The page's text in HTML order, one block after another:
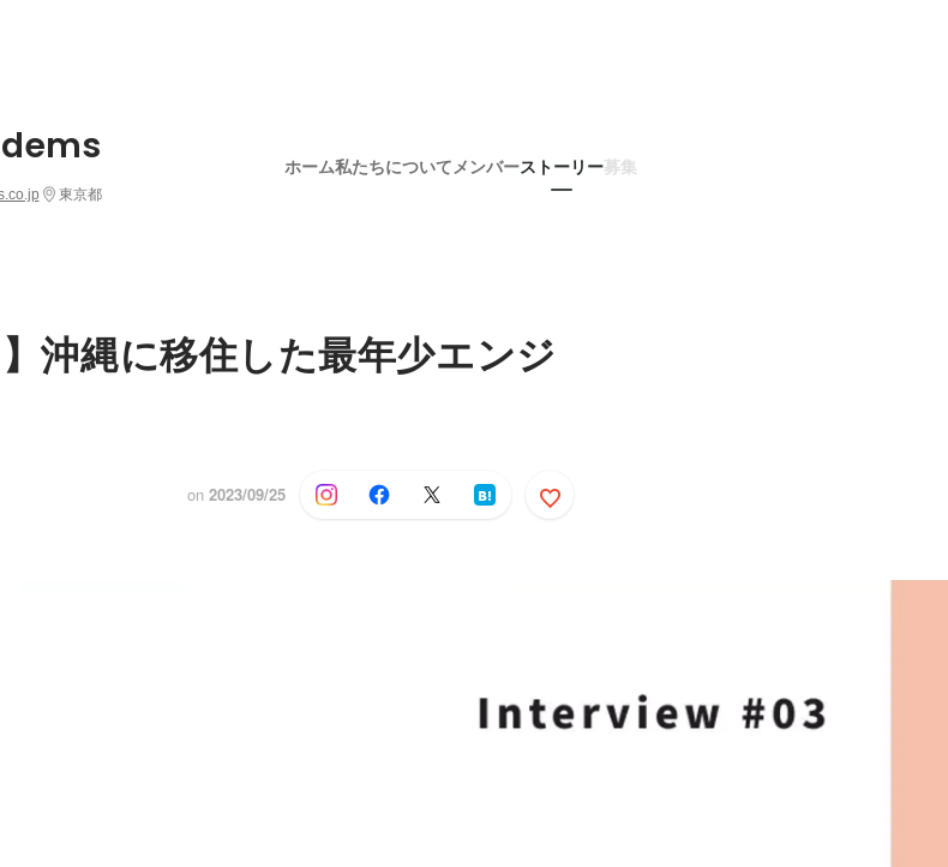
東京都
ホーム私たちについて メンバーストーリー募集
沖縄に移住した最年少エンジ
on 2023/09/25